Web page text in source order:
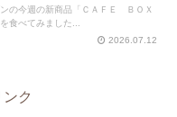
ンの今週の新商品「ＣＡＦＥ ＢＯＸ
食べてみました...
2026.07.12
ク